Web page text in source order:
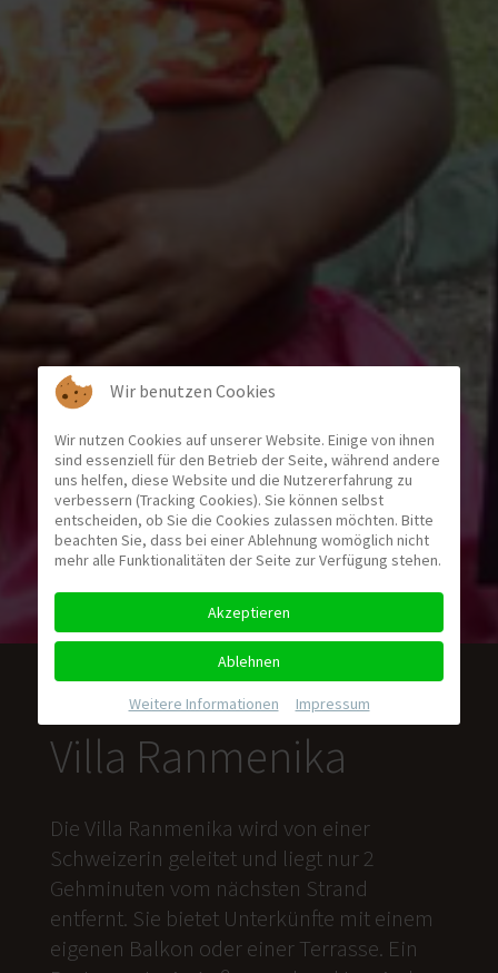
Villa Ranmenika
Die Villa Ranmenika wird von einer
Schweizerin geleitet und liegt nur 2
Gehminuten vom nächsten Strand
entfernt. Sie bietet Unterkünfte mit einem
eigenen Balkon oder einer Terrasse. Ein
Wir benutzen Cookies
Wir nutzen Cookies auf unserer Website. Einige von ihnen
sind essenziell für den Betrieb der Seite, während andere
uns helfen, diese Website und die Nutzererfahrung zu
verbessern (Tracking Cookies). Sie können selbst
entscheiden, ob Sie die Cookies zulassen möchten. Bitte
beachten Sie, dass bei einer Ablehnung womöglich nicht
mehr alle Funktionalitäten der Seite zur Verfügung stehen.
Akzeptieren
Ablehnen
Weitere Informationen Impressum